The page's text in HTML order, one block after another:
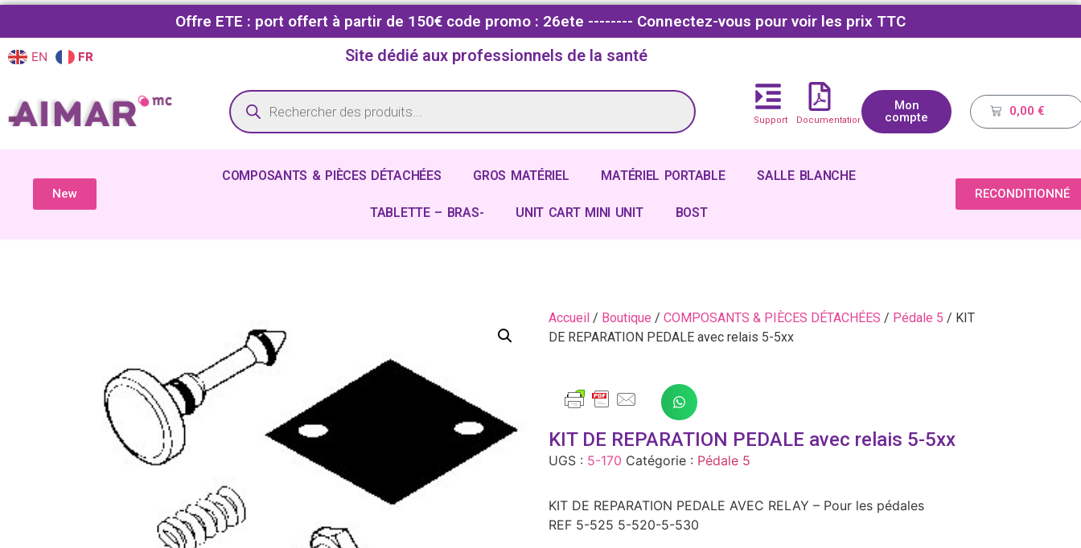
Offre ETE : port offert à partir de 150€ code promo : 26ete -------- Connectez-vous pour voir les prix TTC
EN FR Site dédié aux professionnels de la santé
Support Documentations
Mon
compte
0,00 €
New
COMPOSANTS & PIÈCES DÉTACHÉES GROS MATÉRIEL MATÉRIEL PORTABLE SALLE BLANCHE
TABLETTE – BRAS- UNIT CART MINI UNIT BOST
RECONDITIONNÉ
Accueil / Boutique / COMPOSANTS & PIÈCES DÉTACHÉES / Pédale 5 / KIT
DE REPARATION PEDALE avec relais 5-5xx
KIT DE REPARATION PEDALE avec relais 5-5xx
UGS : 5-170 Catégorie : Pédale 5
KIT DE REPARATION PEDALE AVEC RELAY – Pour les pédales
REF 5-525 5-520-5-530